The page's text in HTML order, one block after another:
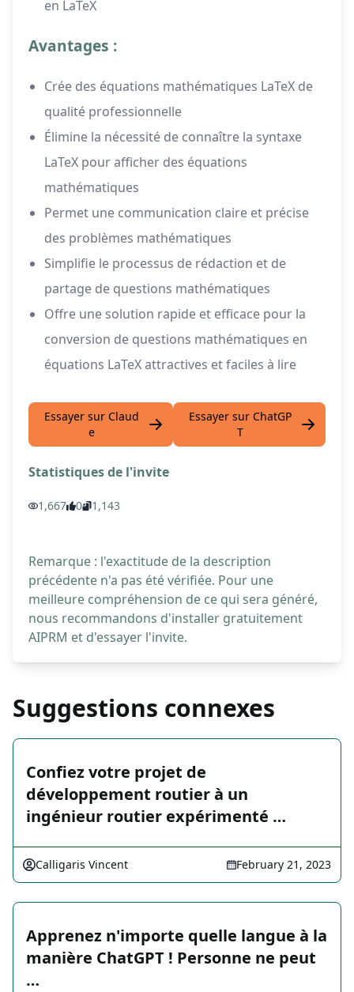
en LaTeX
Avantages :
Crée des équations mathématiques LaTeX de
qualité professionnelle
Élimine la nécessité de connaître la syntaxe
LaTeX pour afficher des équations
mathématiques
Permet une communication claire et précise
des problèmes mathématiques
Simplifie le processus de rédaction et de
partage de questions mathématiques
Offre une solution rapide et efficace pour la
conversion de questions mathématiques en
équations LaTeX attractives et faciles à lire
Essayer sur Claud
e
Essayer sur ChatGP
T
Statistiques de l'invite
1,667 0 1,143
Remarque : l'exactitude de la description
précédente n'a pas été vérifiée. Pour une
meilleure compréhension de ce qui sera généré,
nous recommandons d'installer gratuitement
AIPRM et d'essayer l'invite.
Suggestions connexes
Confiez votre projet de
développement routier à un
ingénieur routier expérimenté …
Calligaris Vincent February 21, 2023
Apprenez n'importe quelle langue à la
manière ChatGPT ! Personne ne peut
…